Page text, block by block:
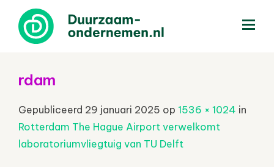
rdam
Gepubliceerd 29 januari 2025 op 1536 × 1024 in
Rotterdam The Hague Airport verwelkomt
laboratoriumvliegtuig van TU Delft